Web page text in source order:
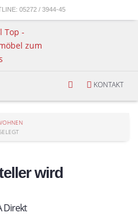
05272 / 3944-45
KONTAKT
wird
Direkt